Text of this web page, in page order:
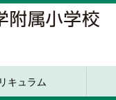
キュラム